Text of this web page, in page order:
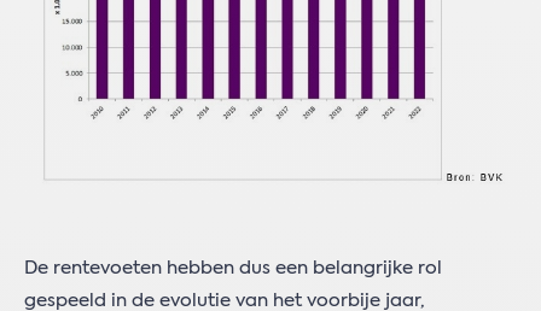
De rentevoeten hebben dus een belangrijke rol
gespeeld in de evolutie van het voorbije jaar,